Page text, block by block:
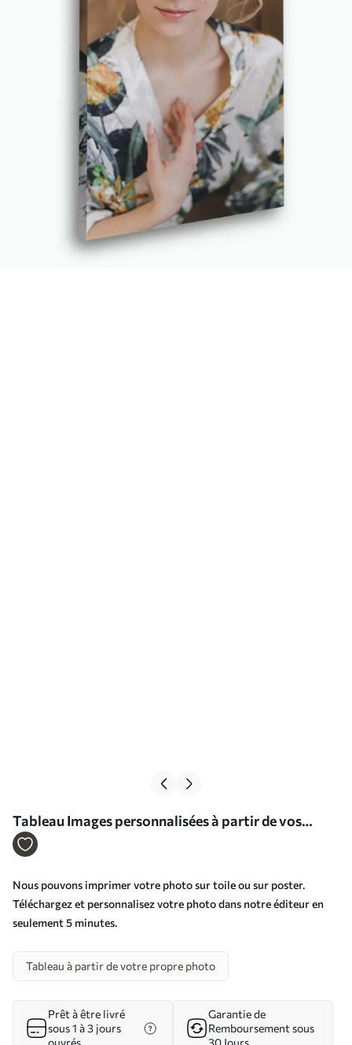
Tableau Images personnalisées à partir de vos
photos Nr s33105
Nous pouvons imprimer votre photo sur toile ou sur poster.
Téléchargez et personnalisez votre photo dans notre éditeur en
seulement 5 minutes.
Tableau à partir de votre propre photo
Prêt à être livré
sous 1 à 3 jours
ouvrés
Garantie de
Remboursement sous
30 Jours